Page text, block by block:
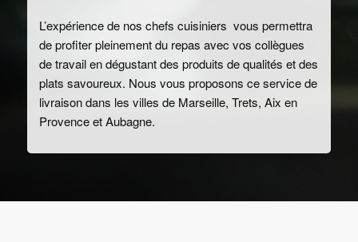
L’expérience de nos chefs cuisiniers vous permettra
de profiter pleinement du repas avec vos collègues
de travail en dégustant des produits de qualités et des
plats savoureux. Nous vous proposons ce service de
livraison dans les villes de Marseille, Trets, Aix en
Provence et Aubagne.